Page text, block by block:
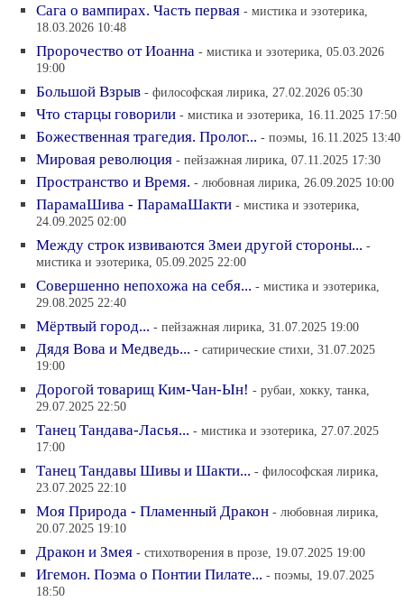
Сага о вампирах. Часть первая - мистика и эзотерика,
18.03.2026 10:48
Пророчество от Иоанна - мистика и эзотерика, 05.03.2026
19:00
Большой Взрыв - философская лирика, 27.02.2026 05:30
Что старцы говорили - мистика и эзотерика, 16.11.2025 17:50
Божественная трагедия. Пролог... - поэмы, 16.11.2025 13:40
Мировая революция - пейзажная лирика, 07.11.2025 17:30
Пространство и Время. - любовная лирика, 26.09.2025 10:00
ПарамаШива - ПарамаШакти - мистика и эзотерика,
24.09.2025 02:00
Между строк извиваются Змеи другой стороны... -
мистика и эзотерика, 05.09.2025 22:00
Совершенно непохожа на себя... - мистика и эзотерика,
29.08.2025 22:40
Мёртвый город... - пейзажная лирика, 31.07.2025 19:00
Дядя Вова и Медведь... - сатирические стихи, 31.07.2025
19:00
Дорогой товарищ Ким-Чан-Ын! - рубаи, хокку, танка,
29.07.2025 22:50
Танец Тандава-Ласья... - мистика и эзотерика, 27.07.2025
17:00
Танец Тандавы Шивы и Шакти... - философская лирика,
23.07.2025 22:10
Моя Природа - Пламенный Дракон - любовная лирика,
20.07.2025 19:10
Дракон и Змея - cтихотворения в прозе, 19.07.2025 19:00
Игемон. Поэма о Понтии Пилате... - поэмы, 19.07.2025
18:50